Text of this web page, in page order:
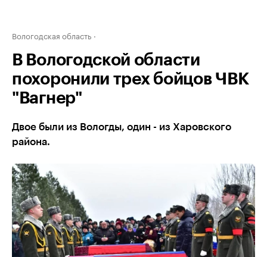
Вологодская область
В Вологодской области
похоронили трех бойцов ЧВК
"Вагнер"
Двое были из Вологды, один - из Харовского
района.